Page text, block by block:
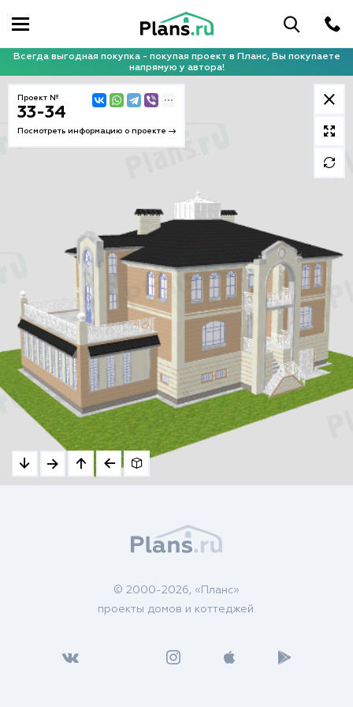
Всегда выгодная покупка - покупая проект в Планс, Вы покупаете
напрямую у автора!
Проект №
33-34
Посмотреть информацию о проекте
© 2000-2026, «Планс»
проекты домов и коттеджей.